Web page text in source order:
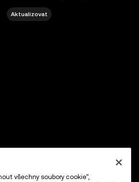
Aktualizovat
všechny soubory cookie“,